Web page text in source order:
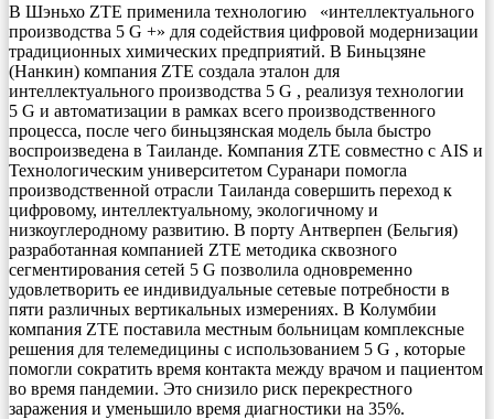
В Шэньхо ZTE применила технологию «интеллектуального
производства 5 G +» для содействия цифровой модернизации
традиционных химических предприятий. В Биньцзяне
(Нанкин) компания ZTE создала эталон для
интеллектуального производства 5 G , реализуя технологии
5 G и автоматизации в рамках всего производственного
процесса, после чего биньцзянская модель была быстро
воспроизведена в Таиланде. Компания ZTE совместно с AIS и
Технологическим университетом Суранари помогла
производственной отрасли Таиланда совершить переход к
цифровому, интеллектуальному, экологичному и
низкоуглеродному развитию. В порту Антверпен (Бельгия)
разработанная компанией ZTE методика сквозного
сегментирования сетей 5 G позволила одновременно
удовлетворить ее индивидуальные сетевые потребности в
пяти различных вертикальных измерениях. В Колумбии
компания ZTE поставила местным больницам комплексные
решения для телемедицины с использованием 5 G , которые
помогли сократить время контакта между врачом и пациентом
во время пандемии. Это снизило риск перекрестного
заражения и уменьшило время диагностики на 35%.